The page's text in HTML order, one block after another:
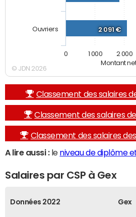
Montant
2 091 €
Ouvriers
0 1 000 2 000
© JDN 2026
Classement des salaires
Classement des salaires
Classement des salaires
A lire aussi :le niveau de diplôme
Salaires par CSP à Gex
Données 2022 Gex